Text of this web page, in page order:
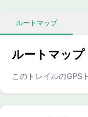
ルートマップ
ルートマップ
このトレイルのGPS